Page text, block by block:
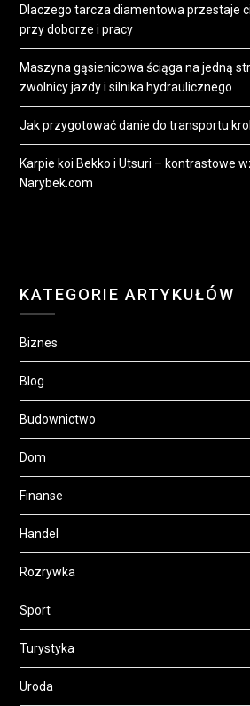
Dlaczego tarcza diamentowa przestaje
przy doborze i pracy
Maszyna gąsienicowa ściąga na jedną
zwolnicy jazdy i silnika hydraulicznego
Jak przygotować danie do transportu
Karpie koi Bekko i Utsuri – kontrastowe
Narybek.com
KATEGORIE ARTYKUŁÓW
Biznes
Blog
Budownictwo
Dom
Finanse
Handel
Rozrywka
Sport
Turystyka
Uroda